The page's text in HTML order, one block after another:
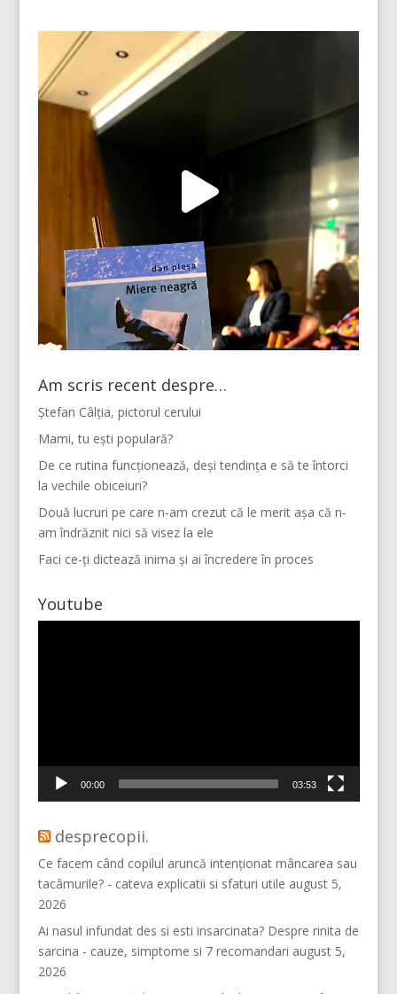
Am scris recent despre…
Ștefan Câlția, pictorul cerului
Mami, tu ești populară?
De ce rutina funcționează, deși tendința e să te întorci
la vechile obiceiuri?
Două lucruri pe care n-am crezut că le merit așa că n-
am îndrăznit nici să visez la ele
Faci ce-ți dictează inima și ai încredere în proces
Youtube
00:00 03:53
desprecopii.
Ce facem când copilul aruncă intenționat mâncarea sau
tacâmurile? - cateva explicatii si sfaturi utile august 5,
2026
Ai nasul infundat des si esti insarcinata? Despre rinita de
sarcina - cauze, simptome si 7 recomandari august 5,
2026